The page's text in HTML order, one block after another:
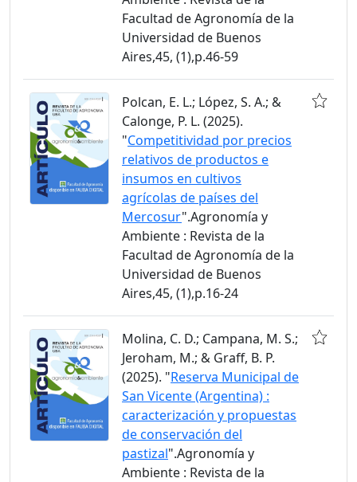
Facultad de Agronomía de la
Universidad de Buenos
Aires,45, (1),p.46-59
Polcan, E. L.; López, S. A.; &
Calonge, P. L. (2025).
"Competitividad por precios
relativos de productos e
insumos en cultivos
agrícolas de países del
Mercosur".Agronomía y
Ambiente : Revista de la
Facultad de Agronomía de la
Universidad de Buenos
Aires,45, (1),p.16-24
Molina, C. D.; Campana, M. S.;
Jeroham, M.; & Graff, B. P.
(2025). "Reserva Municipal de
San Vicente (Argentina) :
caracterización y propuestas
de conservación del
pastizal".Agronomía y
Ambiente : Revista de la